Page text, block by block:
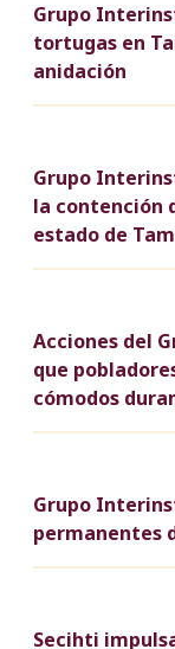
Grupo
tortugas en
anidación
Grupo
la contención
estado de
Acciones del
que
cómodos
Grupo
permanentes
Secihti